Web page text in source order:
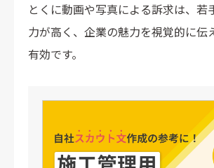
とくに動画や写真による訴求は、若
力が高く、企業の魅力を視覚的に伝
有効です。